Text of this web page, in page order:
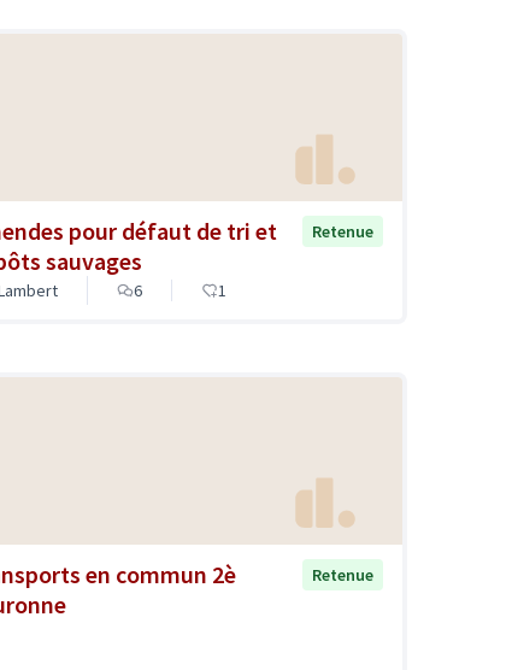
pour défaut de tri et
sauvages
Retenue
6 1
en commun 2è
Retenue